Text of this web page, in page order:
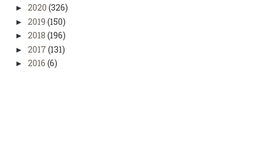
► 2020 (326)
► 2019 (150)
► 2018 (196)
► 2017 (131)
► 2016 (6)